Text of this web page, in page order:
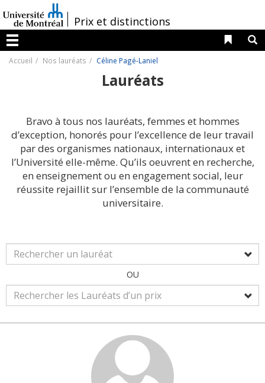
au
contenu
/Prix et distinctions
Menu
Liens
Accueil Nos lauréats Céline Pagé-Laniel
Lauréats
Bravo à tous nos lauréats, femmes et hommes
d’exception, honorés pour l’excellence de leur travail
par des organismes nationaux, internationaux et
l’Université elle-même. Qu’ils oeuvrent en recherche,
en enseignement ou en engagement social, leur
réussite rejaillit sur l’ensemble de la communauté
universitaire.
OU